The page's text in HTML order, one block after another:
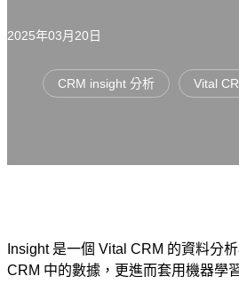
2025年03月20日
CRM insight 分析 Vital
Insight 是一個 Vital CRM 的資料分
CRM 中的數據，更進而套用機器學